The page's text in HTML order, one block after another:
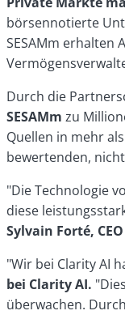
börsennotierte
SESAMm erhalten
Durch die
SESAMm zu
Quellen in mehr
bewertenden,
"Die Technologie
diese
Sylvain Forté,
"Wir bei Clarity AI
bei Clarity AI.
überwachen.